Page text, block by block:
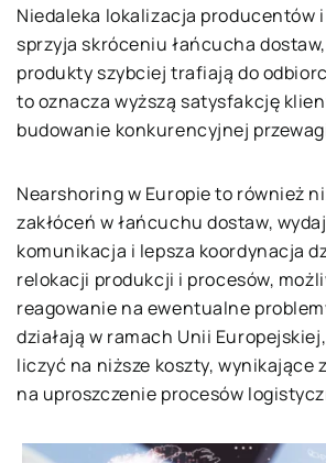
Niedaleka lokalizacja producentów
sprzyja skróceniu łańcucha
produkty szybciej trafiają do
to oznacza wyższą satysfakcję
budowanie konkurencyjnej
Nearshoring w Europie to również
zakłóceń w łańcuchu dostaw,
komunikacja i lepsza koordynacja
relokacji produkcji i procesów,
reagowanie na ewentualne
działają w ramach Unii
liczyć na niższe koszty, wynikające
na uproszczenie procesów